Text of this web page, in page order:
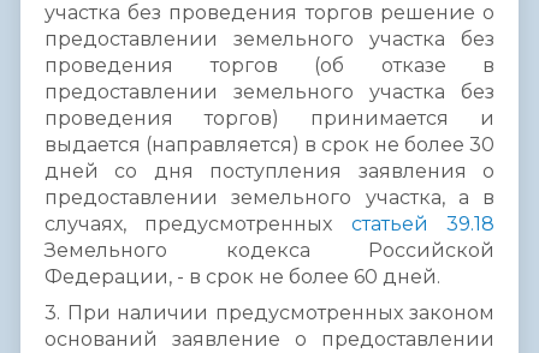
участка без проведения торгов решение о
предоставлении земельного участка без
проведения торгов (об отказе в
предоставлении земельного участка без
проведения торгов) принимается и
выдается (направляется) в срок не более 30
дней со дня поступления заявления о
предоставлении земельного участка, а в
случаях, предусмотренных статьей 39.18
Земельного кодекса Российской
Федерации, - в срок не более 60 дней.
3. При наличии предусмотренных законом
оснований заявление о предоставлении